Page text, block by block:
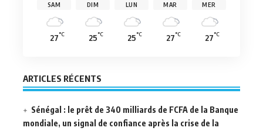
SAM
27°C
DIM
25°C
LUN
25°C
MAR
27°C
MER
27°C
ARTICLES RÉCENTS
Sénégal : le prêt de 340 milliards de FCFA de la Banque
mondiale, un signal de confiance après la crise de la